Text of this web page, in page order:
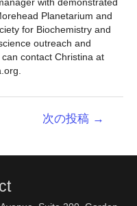
with demonstrated
Planetarium and
for Biochemistry and
outreach and
contact Christina at
次の投稿 →